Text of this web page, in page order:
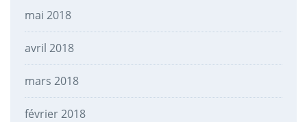
mai 2018
avril 2018
mars 2018
février 2018